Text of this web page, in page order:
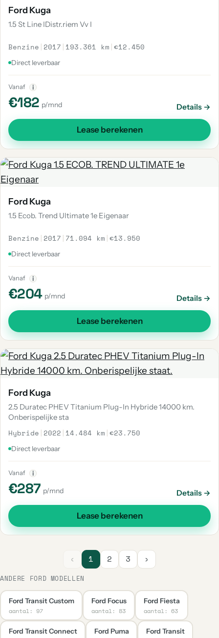
Ford Kuga
1.5 St Line IDistr.riem Vv I
Benzine | 2017 | 193.361 km |€12.450
Direct leverbaar
Vanaf i
€182 p/mnd Details →
Lease berekenen
Ford Kuga
1.5 Ecob. Trend Ultimate 1e Eigenaar
Benzine | 2017 | 71.094 km |€13.950
Direct leverbaar
Vanaf i
€204 p/mnd Details →
Lease berekenen
Ford Kuga
2.5 Duratec PHEV Titanium Plug-In Hybride 14000 km.
Onberispelijke sta
Hybride | 2022 | 14.484 km |€23.750
Direct leverbaar
Vanaf i
€287 p/mnd Details →
Lease berekenen
‹ 1 2 3 ›
ANDERE FORD MODELLEN
Ford Transit Custom
aantal: 97
Ford Focus
aantal: 83
Ford Fiesta
aantal: 63
Ford Transit Connect Ford Puma Ford Transit